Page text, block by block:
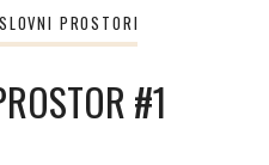
PROSTORI
#1